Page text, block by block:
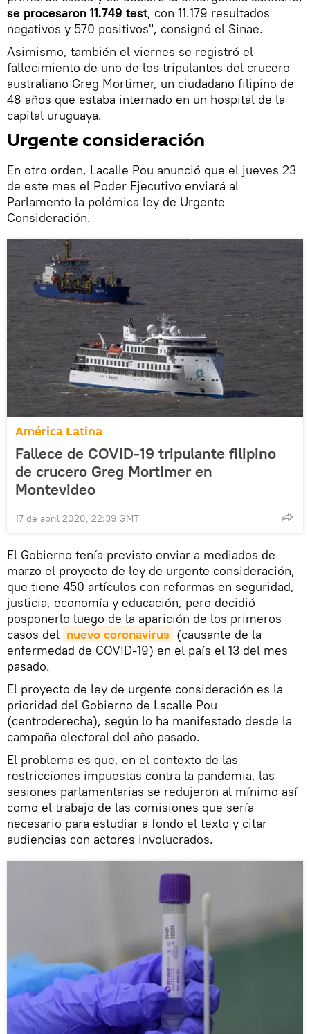
se procesaron 11.749 test, con 11.179 resultados
negativos y 570 positivos", consignó el Sinae.
Asimismo, también el viernes se registró el
fallecimiento de uno de los tripulantes del crucero
australiano Greg Mortimer, un ciudadano filipino de
48 años que estaba internado en un hospital de la
capital uruguaya.
Urgente consideración
En otro orden, Lacalle Pou anunció que el jueves 23
de este mes el Poder Ejecutivo enviará al
Parlamento la polémica ley de Urgente
Consideración.
América Latina
Fallece de COVID-19 tripulante filipino
de crucero Greg Mortimer en
Montevideo
17 de abril 2020, 22:39 GMT
El Gobierno tenía previsto enviar a mediados de
marzo el proyecto de ley de urgente consideración,
que tiene 450 artículos con reformas en seguridad,
justicia, economía y educación, pero decidió
posponerlo luego de la aparición de los primeros
casos del nuevo coronavirus (causante de la
enfermedad de COVID-19) en el país el 13 del mes
pasado.
El proyecto de ley de urgente consideración es la
prioridad del Gobierno de Lacalle Pou
(centroderecha), según lo ha manifestado desde la
campaña electoral del año pasado.
El problema es que, en el contexto de las
restricciones impuestas contra la pandemia, las
sesiones parlamentarias se redujeron al mínimo así
como el trabajo de las comisiones que sería
necesario para estudiar a fondo el texto y citar
audiencias con actores involucrados.